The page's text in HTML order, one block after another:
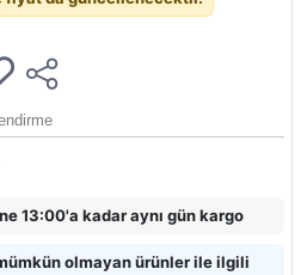
13:00'a kadar aynı gün kargo
olmayan ürünler ile ilgili